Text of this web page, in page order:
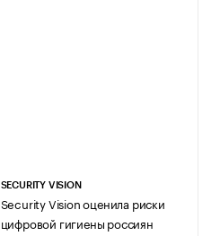
SECURITY VISION
Security Vision оценила риски
цифровой гигиены россиян